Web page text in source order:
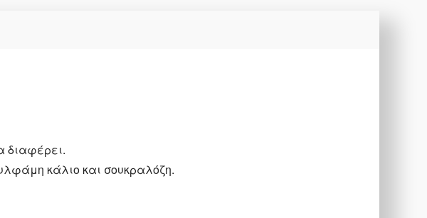
διαφέρει.
κάλιο και σουκραλόζη.